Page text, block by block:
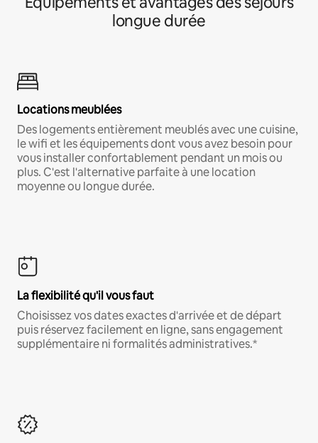
longue durée
Locations meublées
Des logements entièrement meublés avec une cuisine,
le wifi et les équipements dont vous avez besoin pour
vous installer confortablement pendant un mois ou
plus. C'est l'alternative parfaite à une location
moyenne ou longue durée.
La flexibilité qu'il vous faut
Choisissez vos dates exactes d'arrivée et de départ
puis réservez facilement en ligne, sans engagement
supplémentaire ni formalités administratives.*